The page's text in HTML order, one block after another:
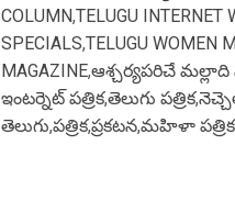
COLUMN,TELUGU INTERNET
SPECIALS,TELUGU WOMEN
MAGAZINE,ఆశ్చర్యపరిచే మల్లాది
ఇంటర్నెట్ పత్రిక,తెలుగు పత్రిక,
తెలుగు,పత్రిక,ప్రకటన,మహిళా పత్రిక